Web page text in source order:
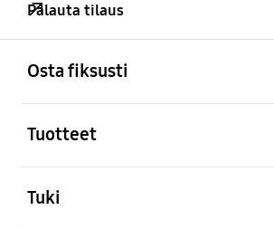
Palauta tilaus
Osta fiksusti
Tuotteet
Tuki